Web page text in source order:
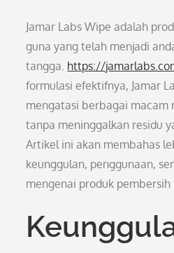
Jamar Labs Wipe adalah
guna yang telah menjadi
tangga. https://
formulasi efektifnya, Jamar
mengatasi berbagai macam
tanpa meninggalkan residu
Artikel ini akan membahas
keunggulan, penggunaan,
mengenai produk pembersih